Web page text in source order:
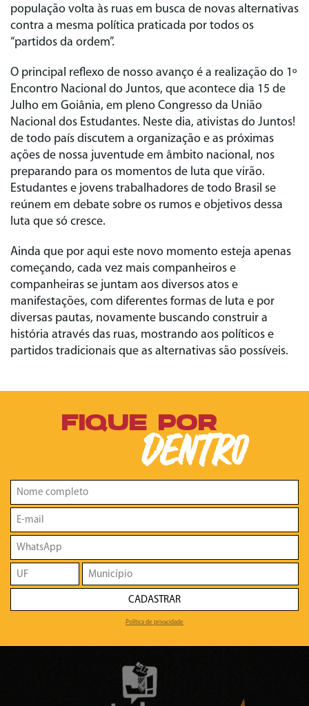
população volta às ruas em busca de novas alternativas
contra a mesma política praticada por todos os
“partidos da ordem”.
O principal reflexo de nosso avanço é a realização do 1º
Encontro Nacional do Juntos, que acontece dia 15 de
Julho em Goiânia, em pleno Congresso da União
Nacional dos Estudantes. Neste dia, ativistas do Juntos!
de todo país discutem a organização e as próximas
ações de nossa juventude em âmbito nacional, nos
preparando para os momentos de luta que virão.
Estudantes e jovens trabalhadores de todo Brasil se
reúnem em debate sobre os rumos e objetivos dessa
luta que só cresce.
Ainda que por aqui este novo momento esteja apenas
começando, cada vez mais companheiros e
companheiras se juntam aos diversos atos e
manifestações, com diferentes formas de luta e por
diversas pautas, novamente buscando construir a
história através das ruas, mostrando aos políticos e
partidos tradicionais que as alternativas são possíveis.
FIQUE POR
DENTRO
CADASTRAR
Política de privacidade